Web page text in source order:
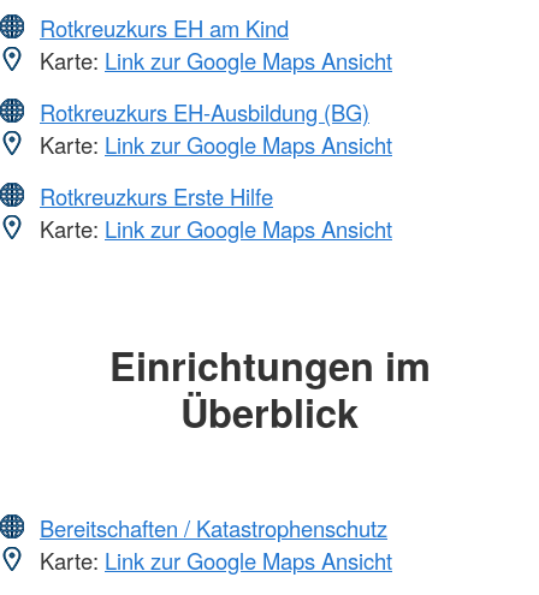
Rotkreuzkurs EH am Kind
Karte: Link zur Google Maps Ansicht
Rotkreuzkurs EH-Ausbildung (BG)
Karte: Link zur Google Maps Ansicht
Rotkreuzkurs Erste Hilfe
Karte: Link zur Google Maps Ansicht
Einrichtungen im
Überblick
Bereitschaften / Katastrophenschutz
Karte: Link zur Google Maps Ansicht